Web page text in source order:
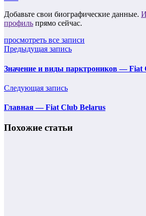
Добавьте свои биографические данные.
профиль прямо сейчас.
просмотреть все записи
Предыдущая запись
Значение и виды парктроников — Fiat
Следующая запись
Главная — Fiat Club Belarus
Похожие статьи